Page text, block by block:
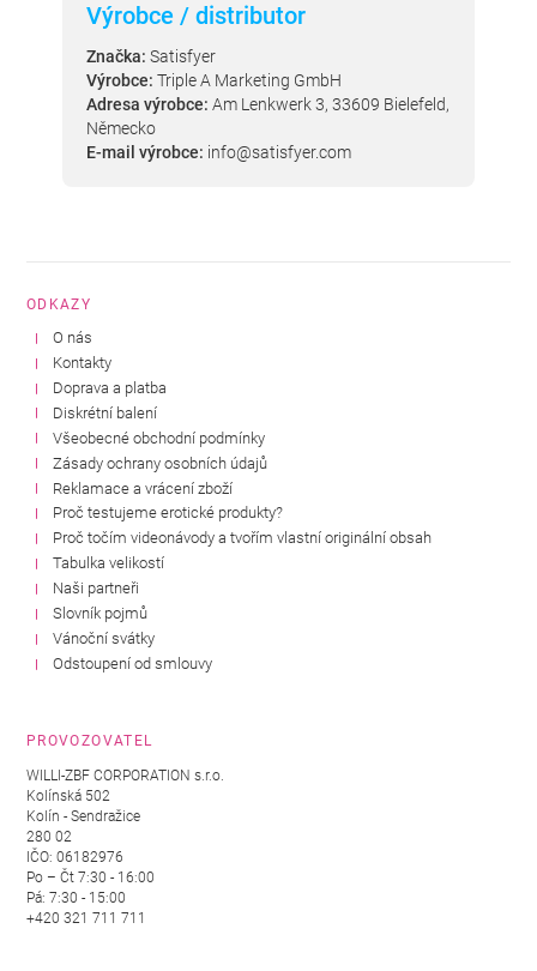
Výrobce / distributor
Značka: Satisfyer
Výrobce: Triple A Marketing GmbH
Adresa výrobce: Am Lenkwerk 3, 33609 Bielefeld,
Německo
E-mail výrobce: info@satisfyer.com
ODKAZY
O nás
Kontakty
Doprava a platba
Diskrétní balení
Všeobecné obchodní podmínky
Zásady ochrany osobních údajů
Reklamace a vrácení zboží
Proč testujeme erotické produkty?
Proč točím videonávody a tvořím vlastní originální obsah
Tabulka velikostí
Naši partneři
Slovník pojmů
Vánoční svátky
Odstoupení od smlouvy
PROVOZOVATEL
WILLI-ZBF CORPORATION s.r.o.
Kolínská 502
Kolín - Sendražice
280 02
IČO: 06182976
Po – Čt 7:30 - 16:00
Pá: 7:30 - 15:00
+420 321 711 711